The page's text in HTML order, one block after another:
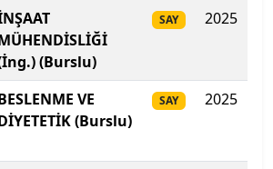
Yıldırım Üniversitesi
Üniversitesi
(Burslu)
SAY 2025
VE
(Burslu)
SAY 2025